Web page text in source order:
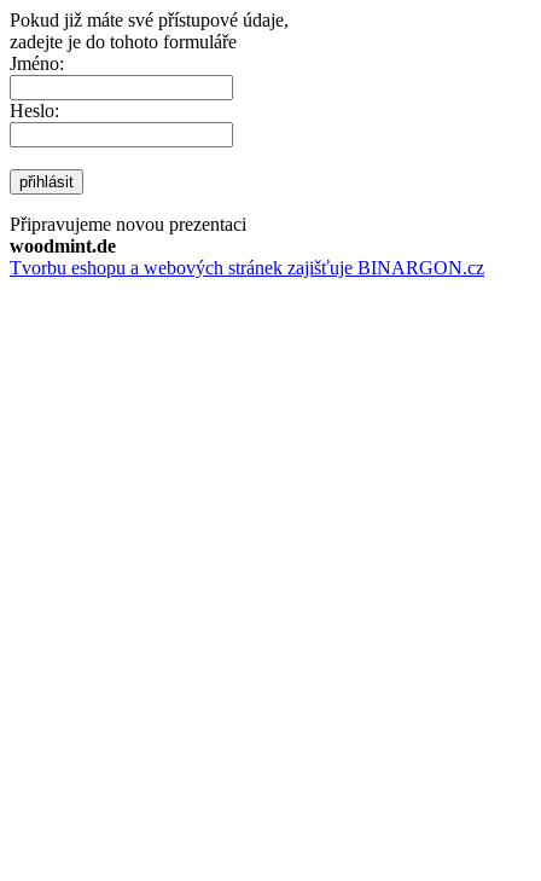
Pokud již máte své přístupové údaje,
zadejte je do tohoto formuláře
Jméno:
Heslo:
přihlásit
Připravujeme novou prezentaci
woodmint.de
Tvorbu eshopu a webových stránek zajišťuje BINARGON.cz